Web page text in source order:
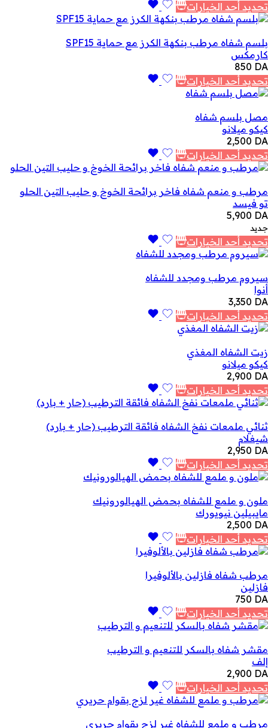
تحديد أحد الخيارات
بلسم شفاه مرطب بنكهة الكرز مع حماية SPF15
كارمكس
850 DA
تحديد أحد الخيارات
مصل بلسم شفاه
كيكو ميلانو
2,500 DA
تحديد أحد الخيارات
مرطب و منعم شفاه فاخر برائحة الخوخ و حليب التين الحلو
تو فيسد
5,900 DA
جديد
تحديد أحد الخيارات
سيروم مرطب ومجدد للشفاه
أنوا
3,350 DA
تحديد أحد الخيارات
زيت الشفاه المغذي
كيكو ميلانو
2,900 DA
تحديد أحد الخيارات
ثنائي ملمعات نفخ الشفاه فائقة الترطيب (حار + بارد)
شيغلام
2,950 DA
تحديد أحد الخيارات
ملون و ملمع للشفاه بحمض الهيالورونيك
مايبيلين نيويورك
2,500 DA
تحديد أحد الخيارات
مرطب شفاه فازلين بالألوفيرا
فازلين
750 DA
تحديد أحد الخيارات
مقشر شفاه بالسكر للتنعيم و الترطيب
إلف
2,900 DA
تحديد أحد الخيارات
مرطب و ملمع للشفاه غير لزج بقوام حريري